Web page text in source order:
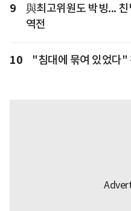
9
與최고위원도 박빙...
역전
10 "침대에 묶여 있었다"